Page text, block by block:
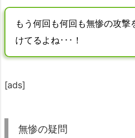
もう何回も何回も無惨の攻撃
けてるよね･･･！
[ads]
無惨の疑問